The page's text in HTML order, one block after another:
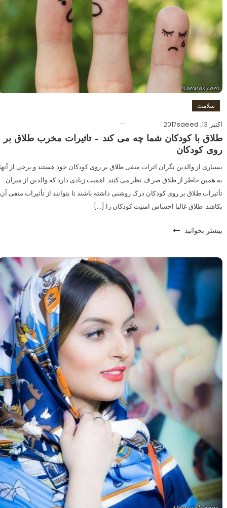
سلامت
اکتبر 13, 2017
saeed
طلاق با کودکان شما چه می کند – تاثیرات مخرب طلاق بر
روی کودکان
بسیاری از والدین نگران اثرات منفی طلاق بر روی کودکان خود هستند و برخی از
به همین خاطر از طلاق صر ف نظر می کنند. اهمیت زیادی دارد که والدین از میزان
تأثیرات طلاق بر روی کودکان درک روشنی داشته باشند تا بتوانند از تأثیرات منفی آن
بکاهند. طلاق غالبا احساس امنیت کودکان را […]
بیشتر بخوانید